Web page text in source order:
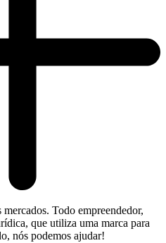
Todo empreendedor,
que utiliza uma marca para
nós podemos ajudar!